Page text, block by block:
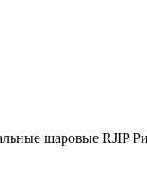
шаровые RJIP